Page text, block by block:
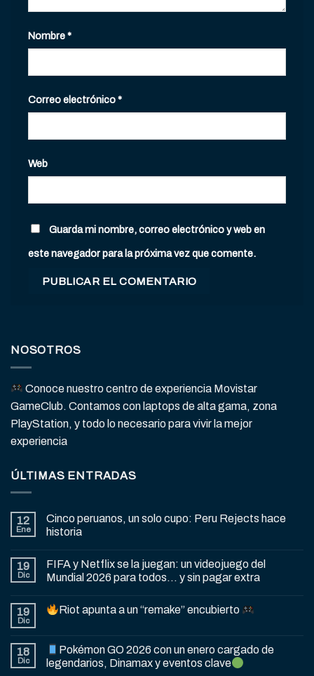
Nombre*
Correo electrónico*
Web
Guarda mi nombre, correo electrónico y web en
este navegador para la próxima vez que comente.
NOSOTROS
Conoce nuestro centro de experiencia Movistar
GameClub. Contamos con laptops de alta gama, zona
PlayStation, y todo lo necesario para vivir la mejor
experiencia
ÚLTIMAS ENTRADAS
12
Ene
Cinco peruanos, un solo cupo: Peru Rejects hace
historia
19
Dic
FIFA y Netflix se la juegan: un videojuego del
Mundial 2026 para todos… y sin pagar extra
19
Dic
Riot apunta a un “remake” encubierto
18
Dic
Pokémon GO 2026 con un enero cargado de
legendarios, Dinamax y eventos clave